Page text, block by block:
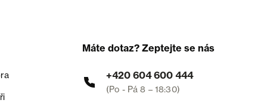
Máte dotaz? Zeptejte se nás
+420 604 600 444
(Po - Pá 8 – 18:30)